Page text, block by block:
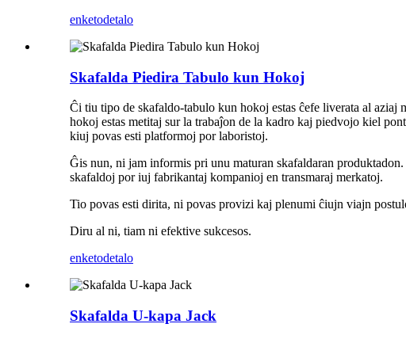
enketodetalo
Skafalda Piedira Tabulo kun Hokoj
Ĉi tiu tipo de skafaldo-tabulo kun hokoj estas ĉefe liverata al
hokoj estas metitaj sur la trabaĵon de la kadro kaj piedvojo kiel
kiuj povas esti platformoj por laboristoj.
Ĝis nun, ni jam informis pri unu maturan skafaldaran
skafaldoj por iuj fabrikantaj kompanioj en transmaraj merkatoj.
Tio povas esti dirita, ni povas provizi kaj plenumi ĉiujn viajn
Diru al ni, tiam ni efektive sukcesos.
enketodetalo
Skafalda U-kapa Jack